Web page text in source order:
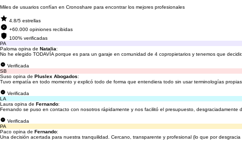
Miles de usuarios confían en Cronoshare para encontrar los mejores profesionales
4.8/5 estrellas
+60.000 opiniones recibidas
100% verificadas
PA
Paloma opina de Natalia:
No he elegido TODAVÍA porque es para un garaje en comunidad de 4 copropietarios y tenemos que decidir.
Verificada
SB
Suso opina de Pluslex Abogados:
Tuvo empatía en todo momento y explicó todo de forma que entendiera todo sin usar terminologías
Verificada
LA
Laura opina de Fernando:
Fernando se puso en contacto con nosotros rápidamente y nos facilitó el presupuesto,
Verificada
PA
Paco opina de Fernando:
Una decisión acertada para nuestra tranquilidad. Cercano, transparente y profesional (lo que por